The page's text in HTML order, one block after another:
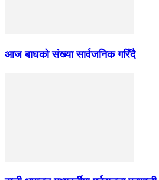
आज बाघको संख्या सार्वजनिक गरिँदै